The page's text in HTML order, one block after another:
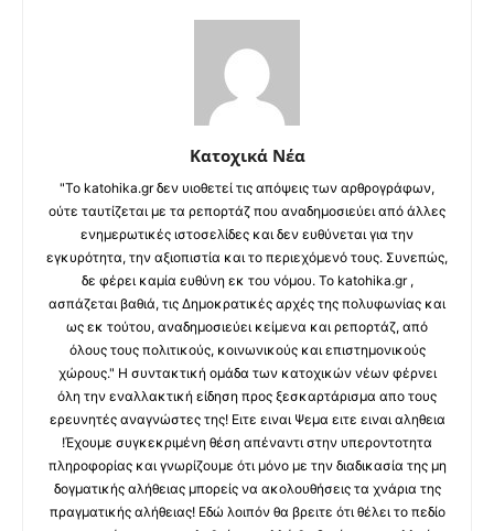
Κατοχικά Νέα
"Το katohika.gr δεν υιοθετεί τις απόψεις των αρθρογράφων,
ούτε ταυτίζεται με τα ρεπορτάζ που αναδημοσιεύει από άλλες
ενημερωτικές ιστοσελίδες και δεν ευθύνεται για την
εγκυρότητα, την αξιοπιστία και το περιεχόμενό τους. Συνεπώς,
δε φέρει καμία ευθύνη εκ του νόμου. Το katohika.gr ,
ασπάζεται βαθιά, τις Δημοκρατικές αρχές της πολυφωνίας και
ως εκ τούτου, αναδημοσιεύει κείμενα και ρεπορτάζ, από
όλους τους πολιτικούς, κοινωνικούς και επιστημονικούς
χώρους." Η συντακτική ομάδα των κατοχικών νέων φέρνει
όλη την εναλλακτική είδηση προς ξεσκαρτάρισμα απο τους
ερευνητές αναγνώστες της! Ειτε ειναι Ψεμα ειτε ειναι αληθεια
!Έχουμε συγκεκριμένη θέση απέναντι στην υπεροντοτητα
πληροφορίας και γνωρίζουμε ότι μόνο με την διαδικασία της μη
δογματικής αλήθειας μπορείς να ακολουθήσεις τα χνάρια της
πραγματικής αλήθειας! Εδώ λοιπόν θα βρειτε ότι θέλει το πεδίο